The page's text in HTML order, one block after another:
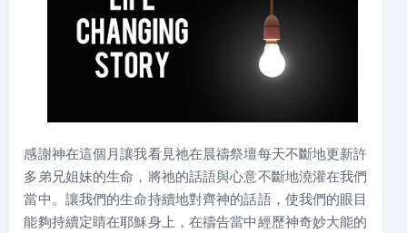
感謝神在這個月讓我看見祂在晨禱祭壇每天不斷地更新許
多弟兄姐妹的生命，將祂的話語與心意不斷地澆灌在我們
當中。讓我們的生命持續地對齊神的話語，使我們的眼目
能夠持續定睛在耶穌身上，在禱告當中經歷神奇妙大能的